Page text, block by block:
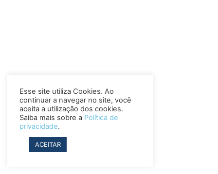
Esse site utiliza Cookies. Ao
continuar a navegar no site, você
aceita a utilização dos cookies.
Saiba mais sobre a Política de
privacidade.
ACEITAR